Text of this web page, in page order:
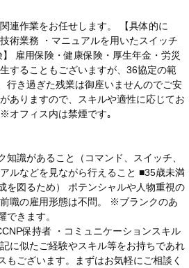
連作業をお任せします。 【具体的に
術業務 ・マニュアルを用いたスイッチ
雇用保険・健康保険・厚生年金・労災
することもございますが、36協定の範
行き過ぎた残業は御座いませんのでご安
ありますので、スキルや適性に応じてお
オフィス内は禁煙です｡
知識があること（コマンド、スイッチ、
ルなどを見ながら行えること ■35歳未満
を図るため） ポテンシャルや人物重視の
職の雇用形態は不問。 ※ブランクのあ
できます。
保持者 ・コミュニケーションスキル
に似たご経験やスキル等をお持ちであれ
もございます。まずはお気軽にご相談く